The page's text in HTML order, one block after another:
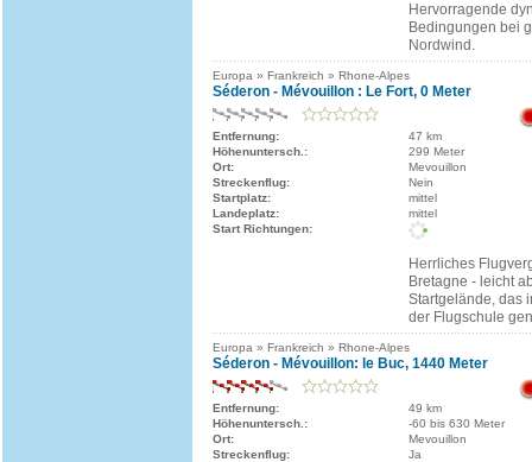
Hervorragende
Bedingungen bei
Nordwind.
Europa » Frankreich » Rhone-Alpes
Séderon - Mévouillon : Le Fort, 0 Meter
Entfernung:
47 km
Höhenuntersch.:
299 Meter
Ort:
Mevouillon
Streckenflug:
Nein
Startplatz:
mittel
Landeplatz:
mittel
Start Richtungen:
Herrliches
Bretagne - leicht
Startgelände, das
der Flugschule
Europa » Frankreich » Rhone-Alpes
Séderon - Mévouillon: le Buc, 1440 Meter
Entfernung:
49 km
Höhenuntersch.:
-60 bis 630 Meter
Ort:
Mevouillon
Streckenflug:
Ja